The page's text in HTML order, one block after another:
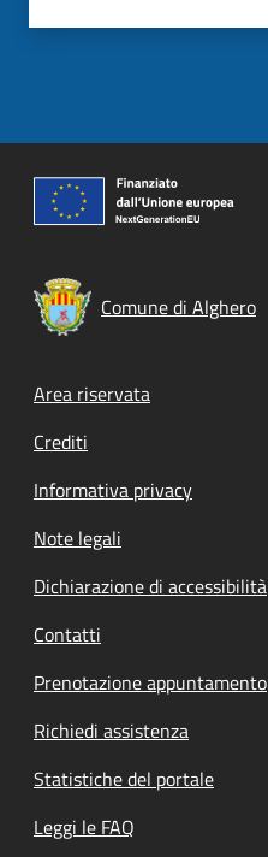
Comune di Alghero
Footer menu
Area riservata
Crediti
Informativa privacy
Note legali
Dichiarazione di accessibilità
Contatti
Prenotazione appuntamento
Richiedi assistenza
Statistiche del portale
Leggi le FAQ